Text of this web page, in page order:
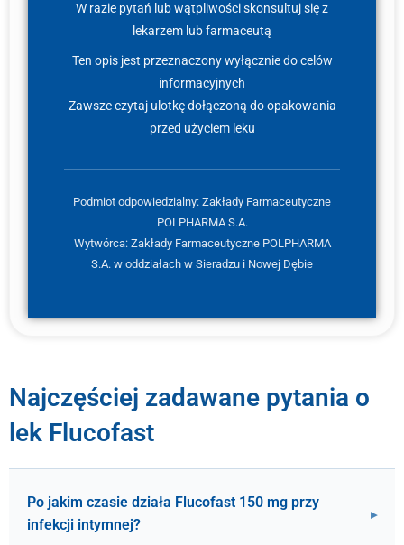
W razie pytań lub wątpliwości skonsultuj się z
lekarzem lub farmaceutą
Ten opis jest przeznaczony wyłącznie do celów
informacyjnych
Zawsze czytaj ulotkę dołączoną do opakowania
przed użyciem leku
Podmiot odpowiedzialny: Zakłady Farmaceutyczne
POLPHARMA S.A.
Wytwórca: Zakłady Farmaceutyczne POLPHARMA
S.A. w oddziałach w Sieradzu i Nowej Dębie
Najczęściej zadawane pytania o
lek Flucofast
Po jakim czasie działa Flucofast 150 mg przy
infekcji intymnej?